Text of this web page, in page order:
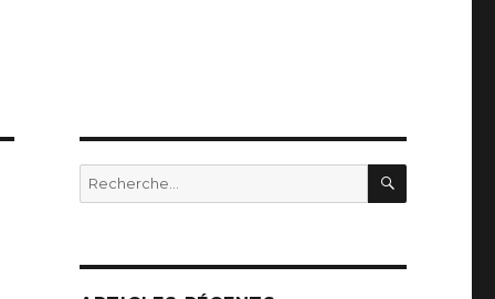
Recherche
pour